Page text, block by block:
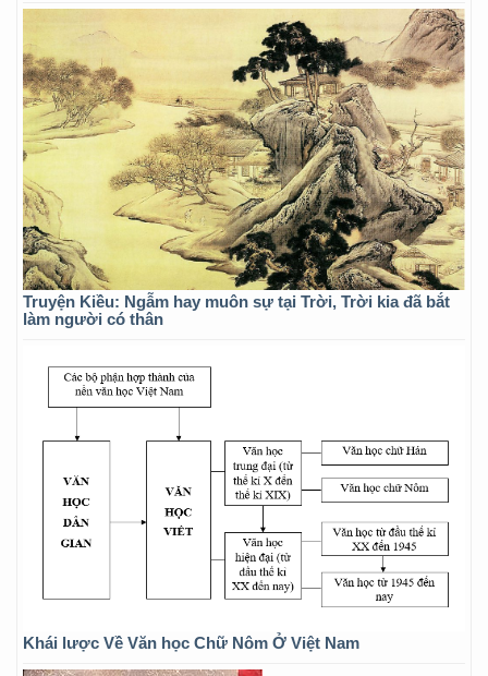
Truyện Kiều: Ngẫm hay muôn sự tại Trời, Trời kia đã bắt
làm người có thân
Khái lược Về Văn học Chữ Nôm Ở Việt Nam